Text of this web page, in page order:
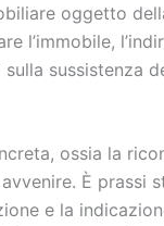
oggetto
l’immobile,
sussistenza
ossia la
È prassi
e la